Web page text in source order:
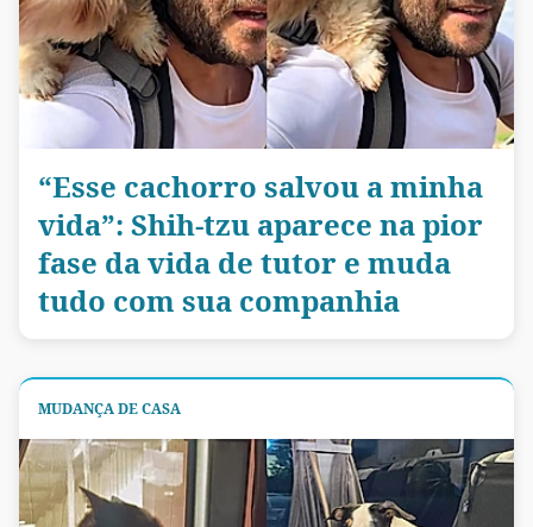
“Esse cachorro salvou a minha
vida”: Shih-tzu aparece na pior
fase da vida de tutor e muda
tudo com sua companhia
MUDANÇA DE CASA